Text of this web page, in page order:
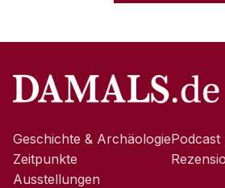
Geschichte & Archäologie
Zeitpunkte
Ausstellungen
Podcast